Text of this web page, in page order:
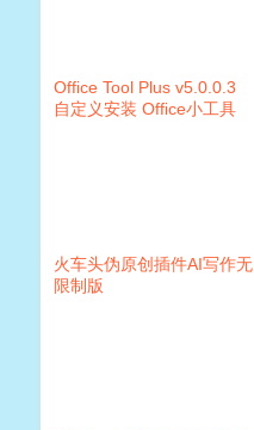
Office Tool Plus v5.0.0.3
自定义安装 Office小工具
火车头伪原创插件AI写作无
限制版